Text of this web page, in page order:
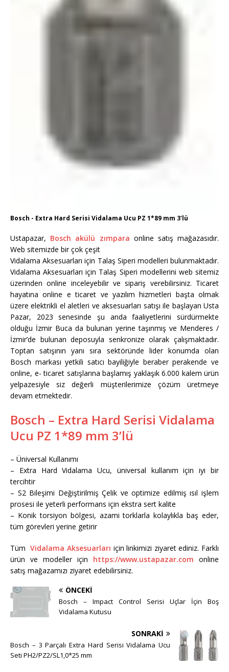
Bosch - Extra Hard Serisi Vidalama Ucu PZ 1*89 mm 3'lü
Ustapazar, Bosch akülü zımpara online satış mağazasıdır.
Web sitemizde bir çok çeşit
Vidalama Aksesuarları için Talaş Siperi modelleri bulunmaktadır.
Vidalama Aksesuarları için Talaş Siperi modellerini web sitemiz
üzerinden online inceleyebilir ve sipariş verebilirsiniz. Ticaret
hayatına online e ticaret ve yazılım hizmetleri başta olmak
üzere elektrikli el aletleri ve aksesuarları satışı ile başlayan Usta
Pazar, 2023 senesinde şu anda faaliyetlerini sürdürmekte
olduğu İzmir Buca da bulunan yerine taşınmış ve Menderes /
İzmir’de bulunan deposuyla senkronize olarak çalışmaktadır.
Toptan satışının yanı sıra sektöründe lider konumda olan
Bosch markası yetkili satıcı bayiliğiyle beraber perakende ve
online, e- ticaret satışlarına başlamış yaklaşık 6.000 kalem ürün
yelpazesiyle siz değerli müşterilerimize çözüm üretmeye
devam etmektedir.
Bosch – Extra Hard Serisi Vidalama
Ucu PZ 1*89 mm 3’lü
– Üniversal Kullanımı
– Extra Hard Vidalama Ucu, üniversal kullanım için iyi bir
tercihtir
– S2 Bileşimi Değiştirilmiş Çelik ve optimize edilmiş ısıl işlem
prosesi ile yeterli performans için ekstra sert kalite
– Konik torsiyon bölgesi, azami torklarla kolaylıkla baş eder,
tüm görevleri yerine getirir
TümVidalama Aksesuarları için linkimizi ziyaret ediniz. Farklı
ürün ve modeller için https://www.ustapazar.com online
satış mağazamızı ziyaret edebilirsiniz.
ÖNCEKI
Bosch – Impact Control Serisi Uçlar İçin Boş
Vidalama Kutusu
SONRAKI
Bosch – 3 Parçalı Extra Hard Serisi Vidalama Ucu
Seti PH2/PZ2/SL1,0*25 mm